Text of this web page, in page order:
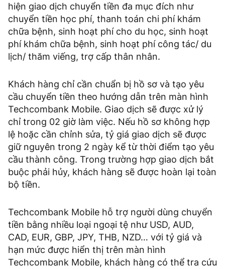
hiện giao dịch chuyển tiền đa mục đích như
chuyển tiền học phí, thanh toán chi phí khám
chữa bệnh, sinh hoạt phí cho du học, sinh hoạt
phí khám chữa bệnh, sinh hoạt phí công tác/ du
lịch/ thăm viếng, trợ cấp thân nhân.
Khách hàng chỉ cần chuẩn bị hồ sơ và tạo yêu
cầu chuyển tiền theo hướng dẫn trên màn hình
Techcombank Mobile. Giao dịch sẽ được xử lý
chỉ trong 02 giờ làm việc. Nếu hồ sơ không hợp
lệ hoặc cần chỉnh sửa, tỷ giá giao dịch sẽ được
giữ nguyên trong 2 ngày kể từ thời điểm tạo yêu
cầu thành công. Trong trường hợp giao dịch bắt
buộc phải hủy, khách hàng sẽ được hoàn lại toàn
bộ tiền.
Techcombank Mobile hỗ trợ người dùng chuyển
tiền bằng nhiều loại ngoại tệ như USD, AUD,
CAD, EUR, GBP, JPY, THB, NZD… với tỷ giá và
hạn mức được hiển thị trên màn hình
Techcombank Mobile, khách hàng có thể tra cứu